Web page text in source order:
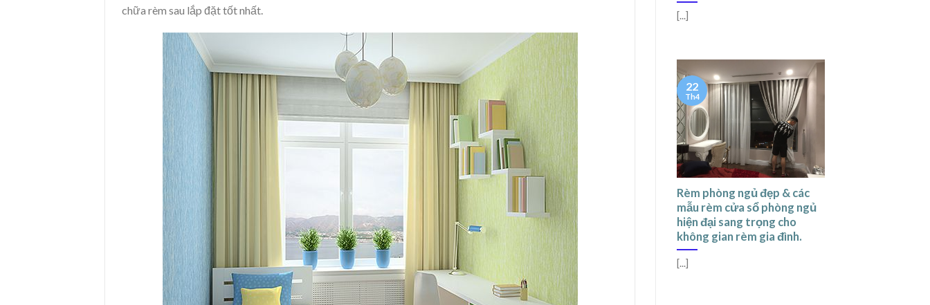
chữa rèm sau lắp đặt tốt nhất.
[...]
Rèm phòng ngủ đẹp & các
mẫu rèm cửa sổ phòng ngủ
hiện đại sang trọng cho
không gian rèm gia đình.
[...]
22
Th4